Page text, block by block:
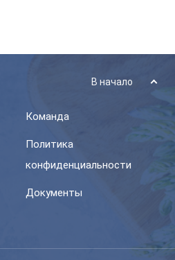
В начало
Команда
Политика
конфиденциальности
Документы